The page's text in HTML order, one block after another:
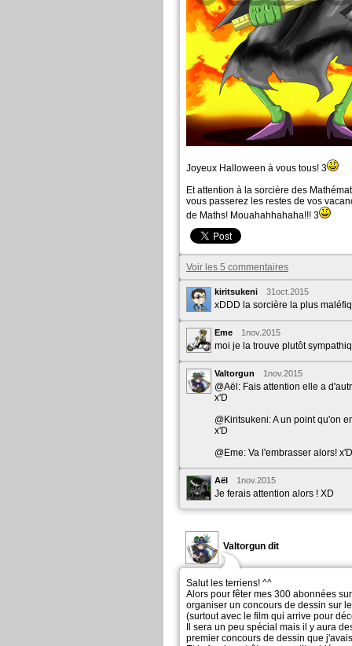
Joyeux Halloween à vous tous! 3
Et attention à la sorcière des
vous passerez les restes de vos
de Maths! Mouahahhahaha!!! 3
Voir les 5 commentaires
kiritsukeni 31oct.2015
xDDD la sorcière la plus
Eme 1nov.2015
moi je la trouve plutôt
Valtorgun 1nov.2015
@Aël: Fais attention elle a
x'D
@Kiritsukeni: A un point qu'on
x'D
@Eme: Va l'embrasser alors! x'D
Aël 1nov.2015
Je ferais attention alors ! XD
Valtorgun dit
Salut les terriens! ^^
Alors pour fêter mes 300 abonnées
organiser un concours de dessin sur
(surtout avec le film qui arrive pour
Il sera un peu spécial mais il y aura
premier concours de dessin que